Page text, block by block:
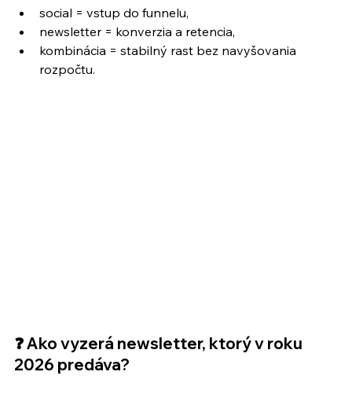
social = vstup do funnelu,
newsletter = konverzia a retencia,
kombinácia = stabilný rast bez navyšovania
rozpočtu.
❓ Ako vyzerá newsletter, ktorý v roku
2026 predáva?